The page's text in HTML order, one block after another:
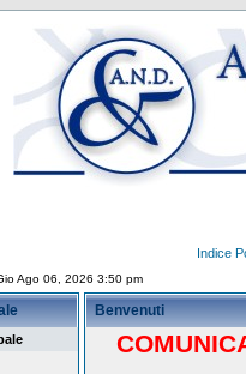
Indice
Ago 06, 2026 3:50 pm
Benvenuti